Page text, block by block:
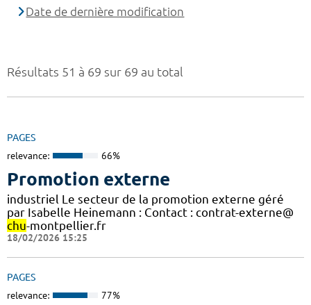
Résultats 51 à 69 sur 69 au total
PAGES
relevance: 66%
Promotion externe
industriel Le secteur de la promotion externe géré
par Isabelle Heinemann : Contact : contrat-externe@
chu-montpellier.fr
18/02/2026 15:25
PAGES
relevance: 77%
Date de dernière modification